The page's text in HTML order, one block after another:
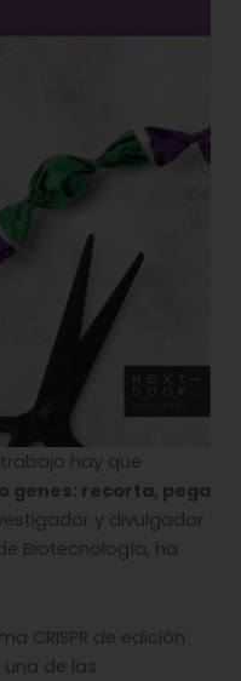
hay que
genes: recorta, pega
y divulgador
Biotecnología, ha
CRISPR de edición
de las